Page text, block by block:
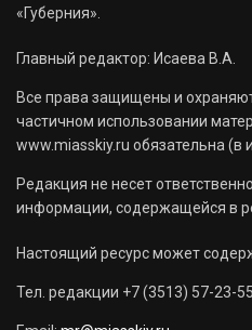
«Губерния».
Главный редактор: Исаева В.А.
Все права защищены и
частичном использовании
www.miasskiy.ru обязательна (в
Редакция не несет
информации, содержащейся в
Настоящий ресурс может
Тел. редакции +7 (3513) 57-23-55